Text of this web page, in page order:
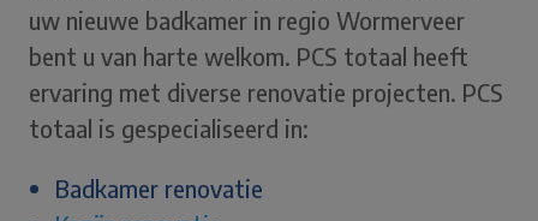
uw nieuwe badkamer in regio Wormerveer
bent u van harte welkom. PCS totaal heeft
ervaring met diverse renovatie projecten. PCS
totaal is gespecialiseerd in:
Badkamer renovatie